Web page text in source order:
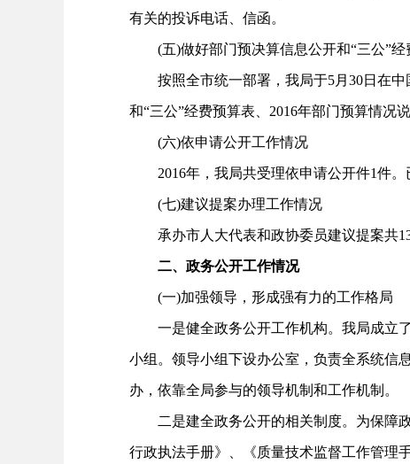
有关的投诉电话、信函。
(五)做好部门预决算信息公开和“三公”经
按照全市统一部署，我局于5月30日在中
和“三公”经费预算表、2016年部门预算情况
(六)依申请公开工作情况
2016年，我局共受理依申请公开件1件。
(七)建议提案办理工作情况
承办市人大代表和政协委员建议提案共13
二、政务公开工作情况
(一)加强领导，形成强有力的工作格局
一是健全政务公开工作机构。我局成立了
小组。领导小组下设办公室，负责全系统信
办，依靠全局参与的领导机制和工作机制。
二是建全政务公开的相关制度。为保障政
行政执法手册》、《质量技术监督工作管理